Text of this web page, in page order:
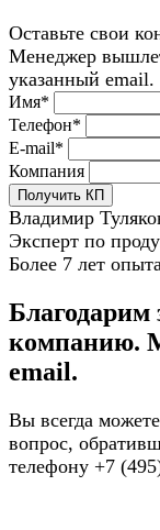
Оставьте свои
Менеджер
указанный email.
Имя*
Телефон*
E-mail*
Компания
Получить КП
Владимир
Эксперт по
Более 7 лет
Благодарим
компанию.
email.
Вы всегда
вопрос,
телефону +7